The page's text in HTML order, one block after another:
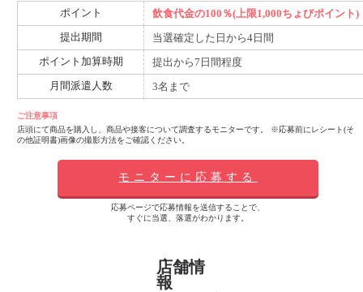
ポイント
飲食代金の100％(上限1,000ちょびポイント)
提出期間
当選確定した日から4日間
ポイント加算時期
提出から7日間程度
月間派遣人数
3名まで
ご注意事項
店頭にて商品を購入し、商品や接客について調査するモニターです。 ※応募前にレシート(そ
の他証明書)画像の撮影方法をご確認ください。
モニターに応募する
応募ページで応募情報を送信することで、
すぐに当選、落選がわかります。
店舗情
報